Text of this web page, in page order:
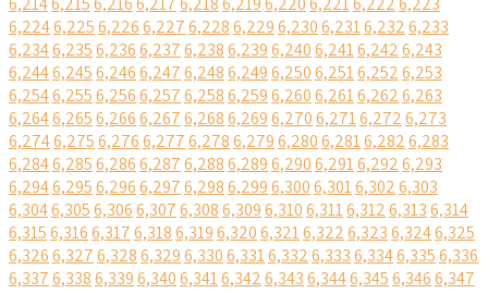
6,2246,2256,2266,2276,2286,2296,2306,2316,2326,233
6,2346,2356,2366,2376,2386,2396,2406,2416,2426,243
6,2446,2456,2466,2476,2486,2496,2506,2516,2526,253
6,2546,2556,2566,2576,2586,2596,2606,2616,2626,263
6,2646,2656,2666,2676,2686,2696,2706,2716,2726,273
6,2746,2756,2766,2776,2786,2796,2806,2816,2826,283
6,2846,2856,2866,2876,2886,2896,2906,2916,2926,293
6,2946,2956,2966,2976,2986,2996,3006,3016,3026,303
6,3046,3056,3066,3076,3086,3096,3106,3116,3126,3136,314
6,3156,3166,3176,3186,3196,3206,3216,3226,3236,3246,325
6,3266,3276,3286,3296,3306,3316,3326,3336,3346,3356,336
6,3376,3386,3396,3406,3416,3426,3436,3446,3456,3466,347